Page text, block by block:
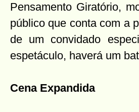
Pensamento Giratório,
público que conta com a
de um convidado
espetáculo, haverá um
Cena Expandida